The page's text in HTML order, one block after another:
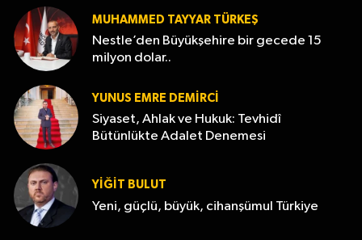
MUHAMMED TAYYAR TÜRKEŞ
Nestle’den Büyükşehire bir gecede 15
milyon dolar..
YUNUS EMRE DEMIRCI
Siyaset, Ahlak ve Hukuk: Tevhidî
Bütünlükte Adalet Denemesi
YİĞİT BULUT
Yeni, güçlü, büyük, cihanşümul Türkiye